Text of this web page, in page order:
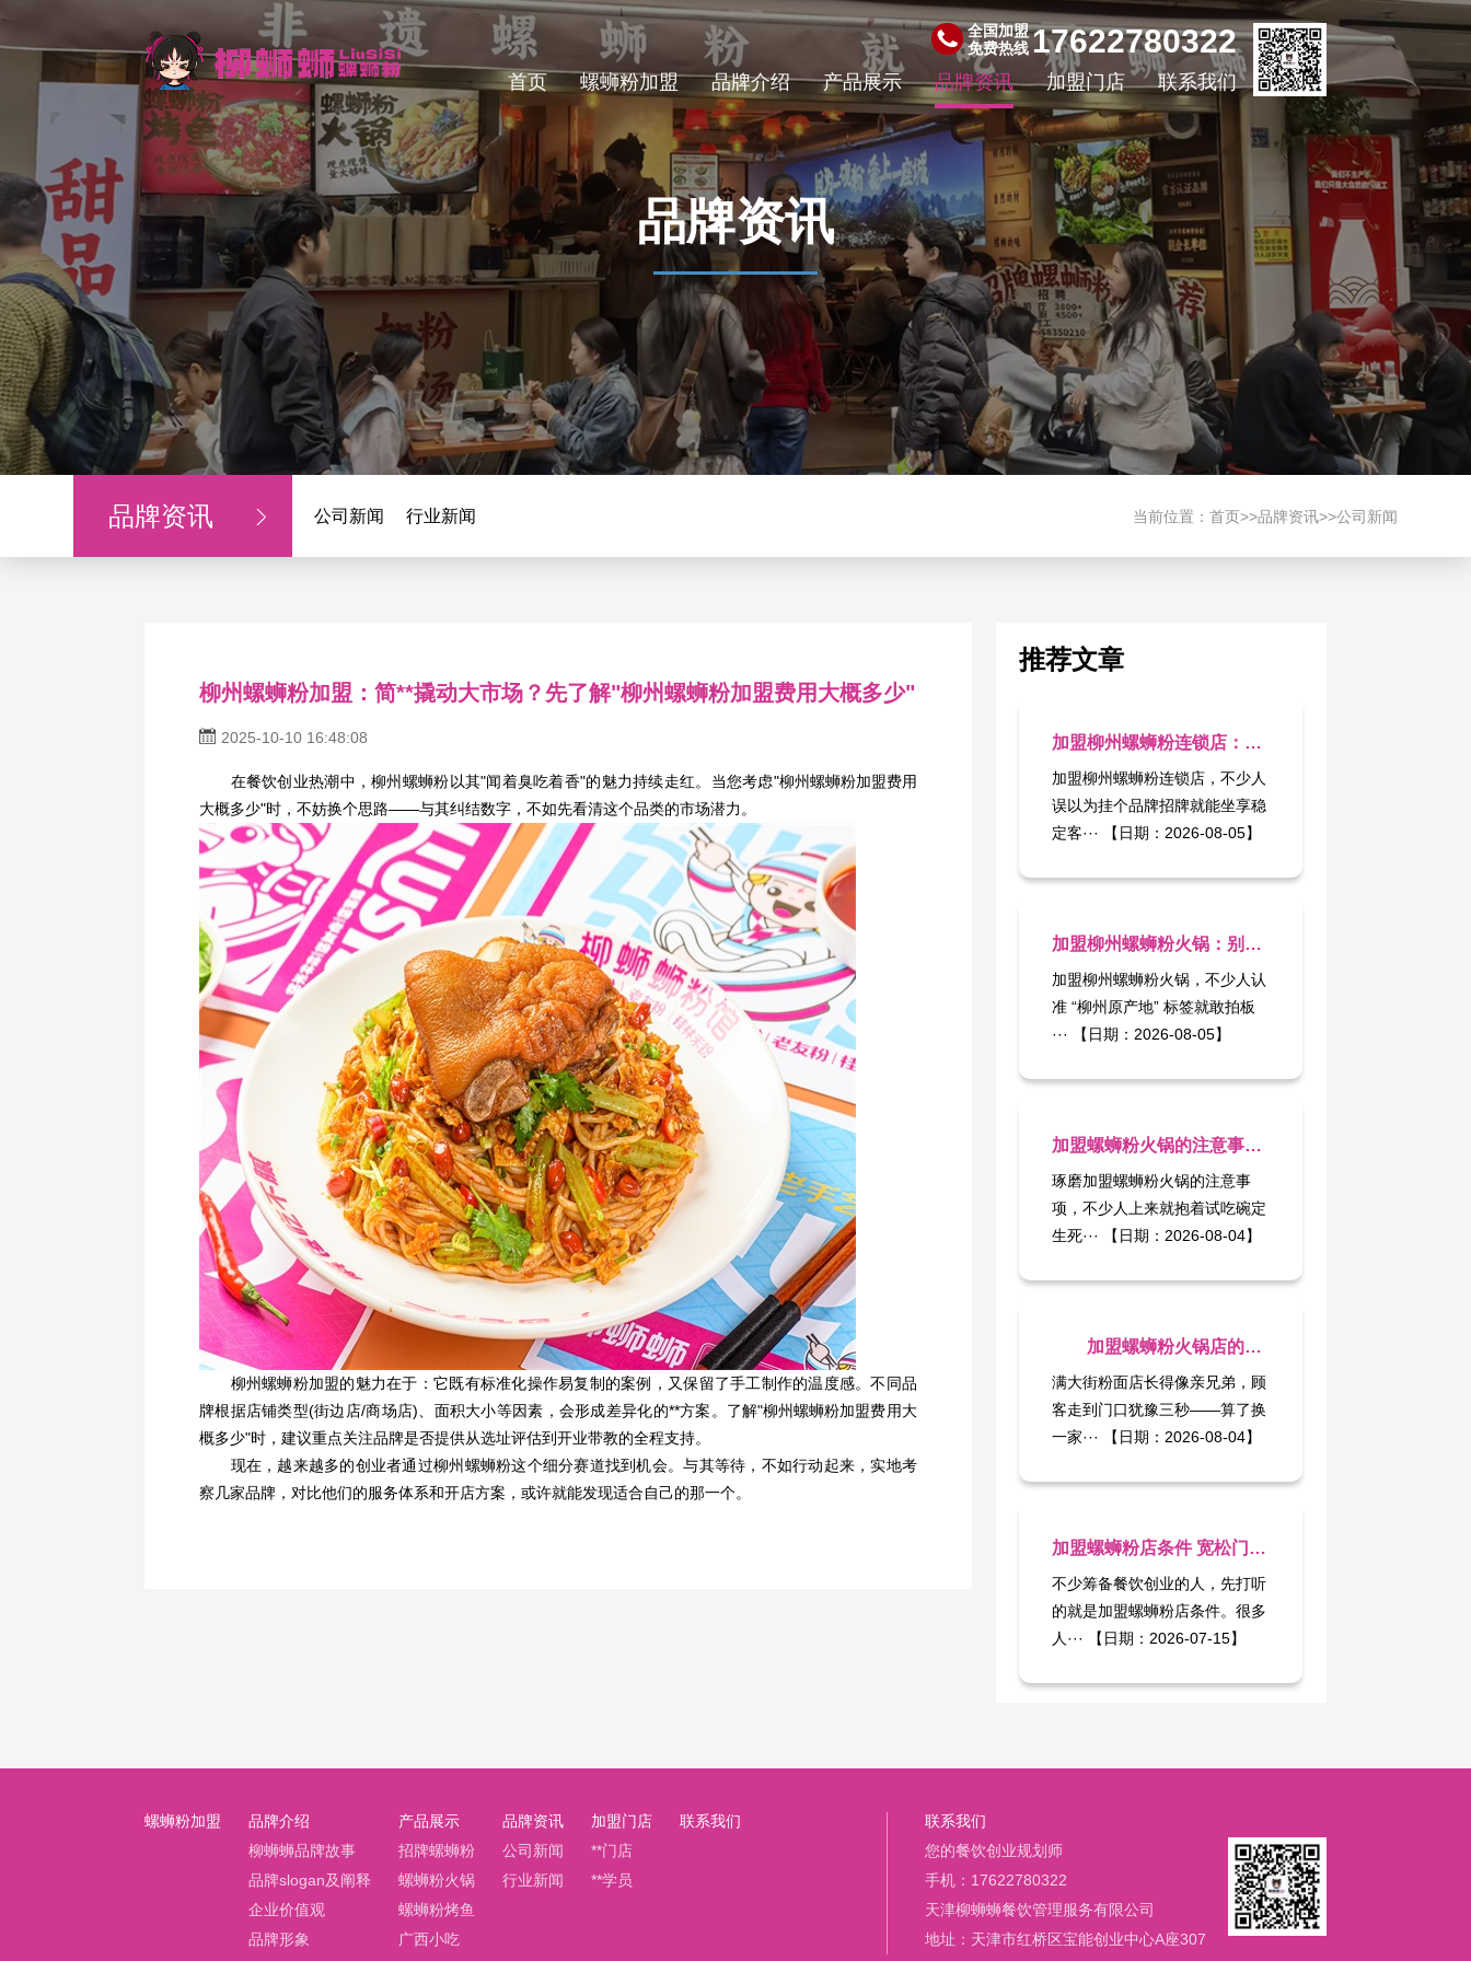
全国加盟
免费热线17622780322
首页 螺蛳粉加盟 品牌介绍 产品展示 品牌资讯 加盟门店 联系我们
品牌资讯
品牌资讯 公司新闻 行业新闻 当前位置： 首页>>品牌资讯>>公司新闻
柳州螺蛳粉加盟：简**撬动大市场？先了解"柳州螺蛳粉加盟费用大概多少"
2025-10-10 16:48:08
在餐饮创业热潮中，柳州螺蛳粉以其"闻着臭吃着香"的魅力持续走红。当您考虑"柳州螺蛳粉加盟费用
大概多少"时，不妨换个思路——与其纠结数字，不如先看清这个品类的市场潜力。
柳州螺蛳粉加盟的魅力在于：它既有标准化操作易复制的案例，又保留了手工制作的温度感。不同品
牌根据店铺类型(街边店/商场店)、面积大小等因素，会形成差异化的**方案。了解"柳州螺蛳粉加盟费用大
概多少"时，建议重点关注品牌是否提供从选址评估到开业带教的全程支持。
现在，越来越多的创业者通过柳州螺蛳粉这个细分赛道找到机会。与其等待，不如行动起来，实地考
察几家品牌，对比他们的服务体系和开店方案，或许就能发现适合自己的那一个。
推荐文章
加盟柳州螺蛳粉连锁店：别做只挂招牌的 “空壳连锁”
加盟柳州螺蛳粉连锁店，不少人
误以为挂个品牌招牌就能坐享稳
定客··· 【日期：2026-08-05】
加盟柳州螺蛳粉火锅：别把产地噱头做成景区特产式生意
加盟柳州螺蛳粉火锅，不少人认
准 “柳州原产地” 标签就敢拍板
··· 【日期：2026-08-05】
加盟螺蛳粉火锅的注意事项：别把试吃好吃当开店万能票
琢磨加盟螺蛳粉火锅​的注意事
项，不少人上来就抱着试吃碗定
生死··· 【日期：2026-08-04】
加盟螺蛳粉火锅店的条件和费用，你搞清楚了没?
满大街粉面店长得像亲兄弟，顾
客走到门口犹豫三秒——算了换
一家··· 【日期：2026-08-04】
加盟螺蛳粉店条件 宽松门槛未必是免费加菜
不少筹备餐饮创业的人，先打听
的就是加盟螺蛳粉店条件​。很多
人··· 【日期：2026-07-15】
螺蛳粉加盟
品牌介绍
柳蛳蛳品牌故事
品牌slogan及阐释
企业价值观
品牌形象
产品展示
招牌螺蛳粉
螺蛳粉火锅
螺蛳粉烤鱼
广西小吃
品牌资讯
公司新闻
行业新闻
加盟门店
**门店
**学员
联系我们
联系我们
您的餐饮创业规划师
手机：17622780322
天津柳蛳蛳餐饮管理服务有限公司
地址：天津市红桥区宝能创业中心A座307